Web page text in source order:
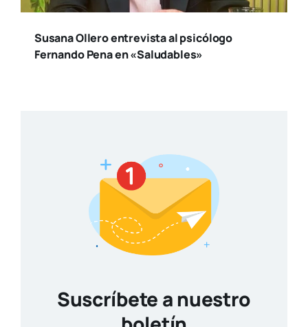
Susana Ollero entrevista al psicólogo
Fernando Pena en «Saludables»
Suscríbete a nuestro